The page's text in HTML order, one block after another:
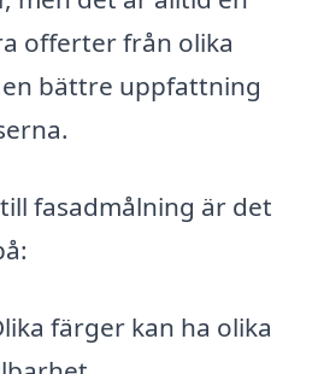
offerter från olika
bättre uppfattning
fasadmålning är det
färger kan ha olika